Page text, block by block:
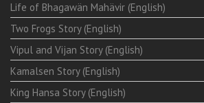
Life of Bhagawän Mahävir (English)
Two Frogs Story (English)
Vipul and Vijan Story (English)
Kamalsen Story (English)
King Hansa Story (English)